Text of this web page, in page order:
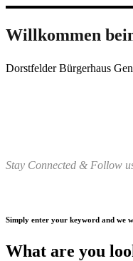
Willkommen
Dorstfelder Bürgerhaus
Stay Connected & Follow
Simply enter your keyword and we
What are you